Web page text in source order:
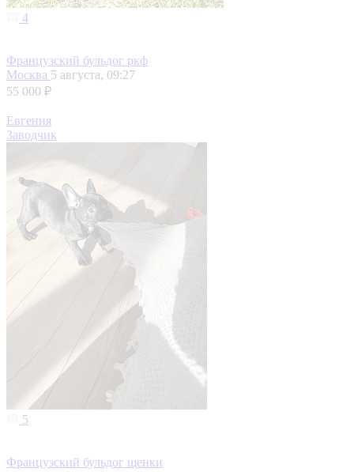
4
Французский бульдог ркф
Москва 5 августа, 09:27
55 000 ₽
Евгения
Заводчик
5
Французский бульдог щенки